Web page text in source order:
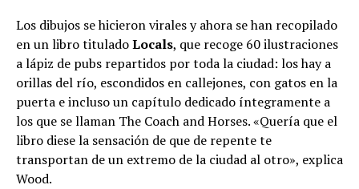
Los dibujos se hicieron virales y ahora se han recopilado
en un libro tituladoLocals, que recoge 60 ilustraciones
a lápiz de pubs repartidos por toda la ciudad: los hay a
orillas del río, escondidos en callejones, con gatos en la
puerta e incluso un capítulo dedicado íntegramente a
los que se llaman The Coach and Horses. «Quería que el
libro diese la sensación de que de repente te
transportan de un extremo de la ciudad al otro», explica
Wood.